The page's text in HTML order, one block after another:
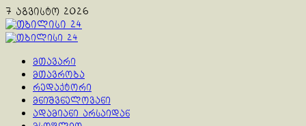
Skip
to
content
7 აგვისტო 2026
Primary
მთავარი
მთავრობა
რედაქტორი
მნიშვნელოვანი
ადამიანი არსაიდან